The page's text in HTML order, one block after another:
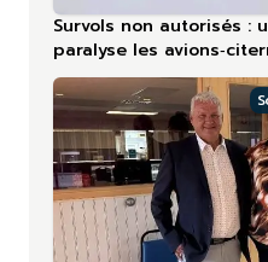
Survols non autorisés :
paralyse les
plus touchée en 2026